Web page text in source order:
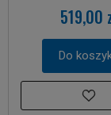
519,00
Do